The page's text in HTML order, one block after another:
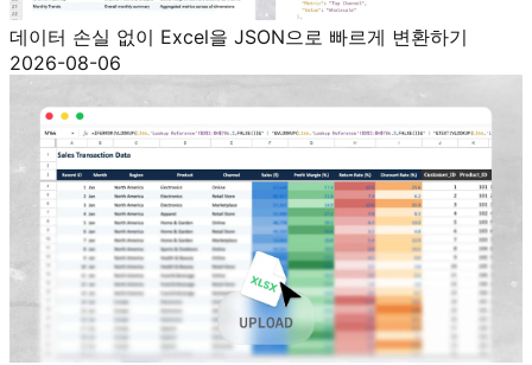
데이터 손실 없이 Excel을 JSON으로 빠르게 변환하기
2026-08-06